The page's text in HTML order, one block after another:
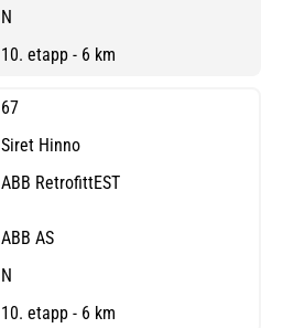
N
10. etapp - 6 km
67
Siret Hinno
ABB RetrofittEST
ABB AS
N
10. etapp - 6 km